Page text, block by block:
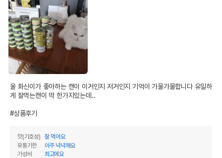
울 화신이가 좋아하는 캔이 이거인지 저거인지 기억이 가물가물합니다 유일하
게 잘먹는캔이 딱 한가지있는데..
#상품후기
맛(기호성)
잘 먹어요
유통기한
아주 넉넉해요
가성비
최고에요